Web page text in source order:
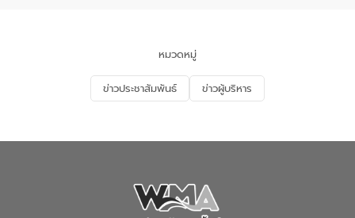
จัดการน้ำเสียและสร้างจิตสำนึกในการ
อนุรักษ์สิ่งแวดล้อม ในหัวข้อ “น้ำเสียชุมชน
และการบำบัดน้ำเสียเบื้องต้น” โดยให้ความรู้
เกี่ยวกับสาเหตุและผลกระทบของน้ำเสีย
ณ เทศบาลตำบลบางเลน จังหวัดนครปฐม
หมวดหมู่
ข่าวประชาสัมพันธ์ ข่าวผู้บริหาร